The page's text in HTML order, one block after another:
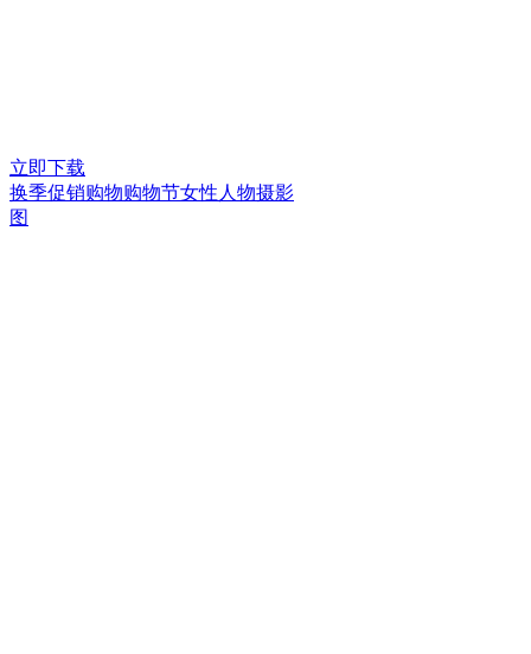
立即下载
换季促销购物购物节女性人物摄影
图